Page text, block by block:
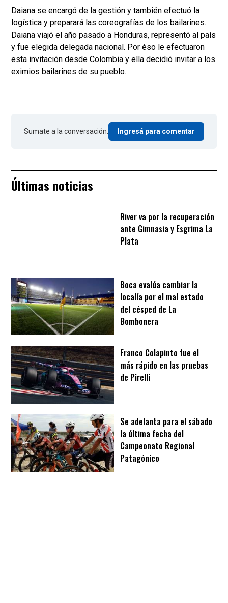
Daiana se encargó de la gestión y también efectuó la
logística y preparará las coreografías de los bailarines.
Daiana viajó el año pasado a Honduras, representó al país
y fue elegida delegada nacional. Por éso le efectuaron
esta invitación desde Colombia y ella decidió invitar a los
eximios bailarines de su pueblo.
Sumate a la conversación. Ingresá para comentar
Últimas noticias
River va por la recuperación
ante Gimnasia y Esgrima La
Plata
Boca evalúa cambiar la
localía por el mal estado
del césped de La
Bombonera
Franco Colapinto fue el
más rápido en las pruebas
de Pirelli
Se adelanta para el sábado
la última fecha del
Campeonato Regional
Patagónico